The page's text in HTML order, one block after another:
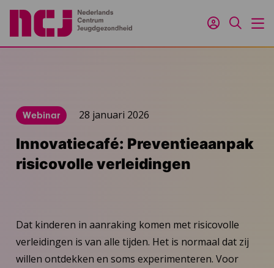
Inloggen
Zoeken
Webinar 28 januari 2026
Innovatiecafé: Preventieaanpak
risicovolle verleidingen
Dat kinderen in aanraking komen met risicovolle
verleidingen is van alle tijden. Het is normaal dat zij
willen ontdekken en soms experimenteren. Voor